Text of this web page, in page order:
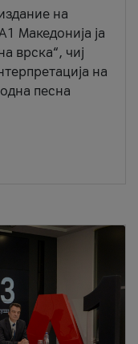
на
Македонија ја
врска“, чиј
на
песна